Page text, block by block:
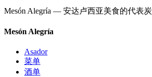
Mesón Alegría — 安达卢西亚美食的代表
Mesón Alegría
Asador
菜单
酒单